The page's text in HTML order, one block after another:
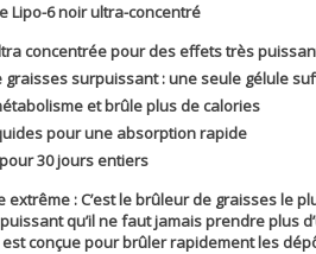
Lipo-6 noir ultra-concentré
concentrée pour des effets très
graisses surpuissant : une seule gélule
et brûle plus de calories
pour une absorption rapide
30 jours entiers
extrême : C’est le brûleur de graisses le
qu’il ne faut jamais prendre plus
conçue pour brûler rapidement les